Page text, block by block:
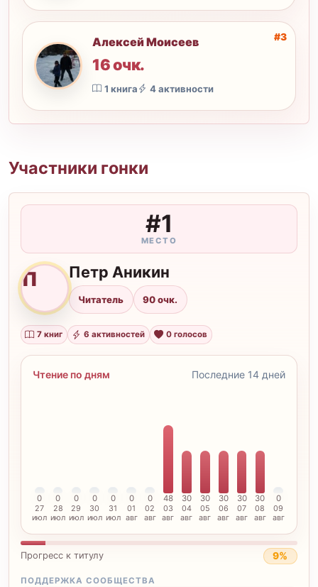
#3
А
Алексей Моисеев
16 очк.
1 книга 4 активности
Участники гонки
#1
МЕСТО
П Петр Аникин
Читатель 90 очк.
7 книг 6 активностей 0 голосов
Чтение по дням Последние 14 дней
0
27
июл
0
28
июл
0
29
июл
0
30
июл
0
31
июл
0
01
авг
0
02
авг
48
03
авг
30
04
авг
30
05
авг
30
06
авг
30
07
авг
30
08
авг
0
09
авг
Прогресс к титулу 9%
ПОДДЕРЖКА СООБЩЕСТВА